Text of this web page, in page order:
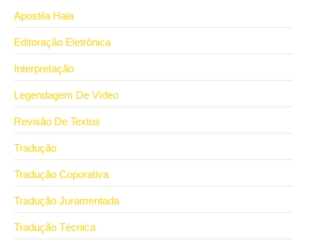
Apostila Haia
Editoração Eletrônica
Interpretação
Legendagem De Vídeo
Revisão De Textos
Tradução
Tradução Coporativa
Tradução Juramentada
Tradução Técnica